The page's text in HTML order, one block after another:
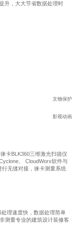
升，大大节省数据处理时
文物保护
影视动画
卡BLK360三维激光扫描仪
、 CloudWorx软件与
无缝对接，徕卡测量系统
理速度快，数据处理简单
测量专业的建筑设计装修客